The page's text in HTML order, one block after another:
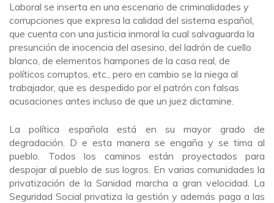
Laboral se inserta en una escenario de criminalidades y
corrupciones que expresa la calidad del sistema español,
que cuenta con una justicia inmoral la cual salvaguarda la
presunción de inocencia del asesino, del ladrón de cuello
blanco, de elementos hampones de la casa real, de
políticos corruptos, etc., pero en cambio se la niega al
trabajador, que es despedido por el patrón con falsas
acusaciones antes incluso de que un juez dictamine.
La política española está en su mayor grado de
degradación. D e esta manera se engaña y se tima al
pueblo. Todos los caminos están proyectados para
despojar al pueblo de sus logros. En varias comunidades la
privatización de la Sanidad marcha a gran velocidad. La
Seguridad Social privatiza la gestión y además paga a las